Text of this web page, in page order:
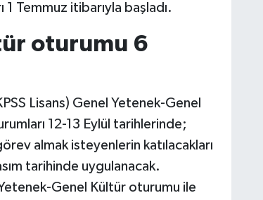
1 Temmuz itibarıyla başladı.
oturumu 6
Lisans) Genel Yetenek-Genel
12-13 Eylül tarihlerinde;
almak isteyenlerin katılacakları
tarihinde uygulanacak.
Genel Kültür oturumu ile